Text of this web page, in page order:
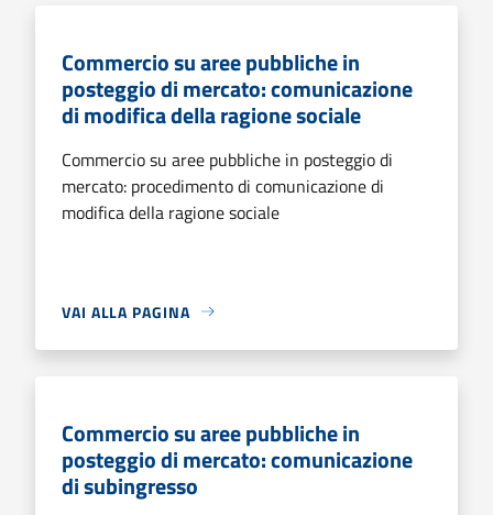
Commercio su aree pubbliche in
posteggio di mercato: comunicazione
di modifica della ragione sociale
Commercio su aree pubbliche in posteggio di
mercato: procedimento di comunicazione di
modifica della ragione sociale
VAI ALLA PAGINA
Commercio su aree pubbliche in
posteggio di mercato: comunicazione
di subingresso